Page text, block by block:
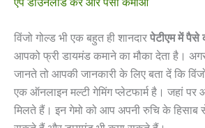
विंजो गोल्ड भी एक बहुत ही शानदार पेटीएम में पैसे
आपको फ्री डायमंड कमाने का मौका देता है।
जानते तो आपकी जानकारी के लिए बता दें कि
एक ऑनलाइन मल्टी गेमिंग प्लेटफार्म है। जहां पर
मिलते हैं। इन गेमो को आप अपनी रुचि के